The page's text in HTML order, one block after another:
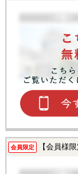
会員限定 【会員様